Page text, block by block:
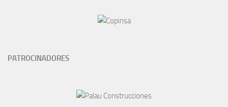
PATROCINADORES